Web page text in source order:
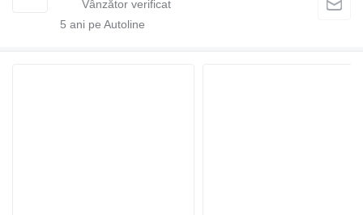
5 ani pe Autoline